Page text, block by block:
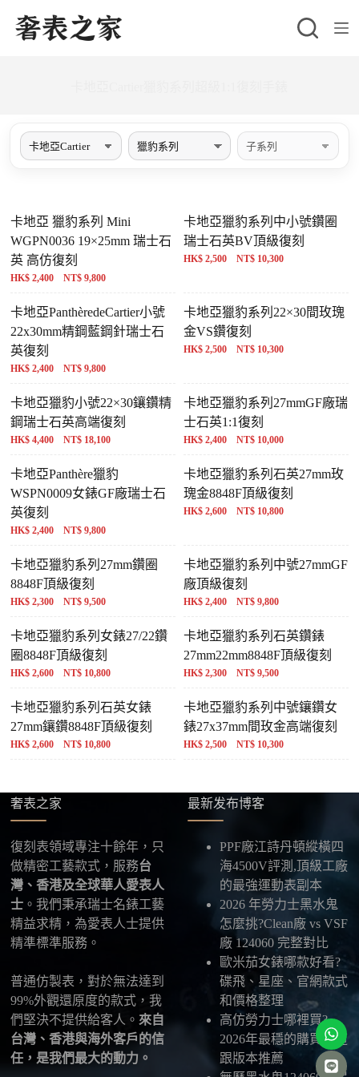
跳
至
卡地亞 獵豹系列 Mini
WGPN0036 19×25mm 瑞士石
英 高仿復刻
HK$ 2,400 NT$ 9,800
卡地亞獵豹系列中小號鑽圈
瑞士石英BV頂級復刻
HK$ 2,500 NT$ 10,300
卡地亞PanthèredeCartier小號
22x30mm精鋼藍鋼針瑞士石
英復刻
HK$ 2,400 NT$ 9,800
卡地亞獵豹系列22×30間玫瑰
金VS鑽復刻
HK$ 2,500 NT$ 10,300
卡地亞獵豹小號22×30鑲鑽精
鋼瑞士石英高端復刻
HK$ 4,400 NT$ 18,100
卡地亞獵豹系列27mmGF廠瑞
士石英1:1復刻
HK$ 2,400 NT$ 10,000
卡地亞Panthère獵豹
WSPN0009女錶GF廠瑞士石
英復刻
HK$ 2,400 NT$ 9,800
卡地亞獵豹系列石英27mm玫
瑰金8848F頂級復刻
HK$ 2,600 NT$ 10,800
卡地亞獵豹系列27mm鑽圈
8848F頂級復刻
HK$ 2,300 NT$ 9,500
卡地亞獵豹系列中號27mmGF
廠頂級復刻
HK$ 2,400 NT$ 9,800
卡地亞獵豹系列女錶27/22鑽
圈8848F頂級復刻
HK$ 2,600 NT$ 10,800
卡地亞獵豹系列石英鑽錶
27mm22mm8848F頂級復刻
HK$ 2,300 NT$ 9,500
卡地亞獵豹系列石英女錶
27mm鑲鑽8848F頂級復刻
HK$ 2,600 NT$ 10,800
卡地亞獵豹系列中號鑲鑽女
錶27x37mm間玫金高端復刻
HK$ 2,500 NT$ 10,300
奢表之家
復刻表領域專注十餘年，只
做精密工藝款式，服務台
灣、香港及全球華人愛表人
士 。我們秉承瑞士名錶工藝
精益求精，為愛表人士提供
精準標準服務。
普通仿製表，對於無法達到
99%外觀還原度的款式，我
們堅決不提供給客人。 來自
台灣、香港與海外客戶的信
任，是我們最大的動力。
最新发布博客
PPF廠江詩丹頓縱橫四
海4500V評測,頂級工廠
的最強運動表副本
2026 年勞力士黑水鬼
怎麼挑?Clean廠 vs VSF
廠 124060 完整對比
歐米茄女錶哪款好看?
碟飛、星座、官網款式
和價格整理
高仿勞力士哪裡買?
2026年最穩的購買管道
跟版本推薦